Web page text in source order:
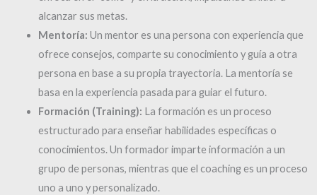
alcanzar sus metas.
Mentoría: Un mentor es una persona con experiencia que
ofrece consejos, comparte su conocimiento y guía a otra
persona en base a su propia trayectoria. La mentoría se
basa en la experiencia pasada para guiar el futuro.
Formación (Training): La formación es un proceso
estructurado para enseñar habilidades específicas o
conocimientos. Un formador imparte información a un
grupo de personas, mientras que el coaching es un proceso
uno a uno y personalizado.